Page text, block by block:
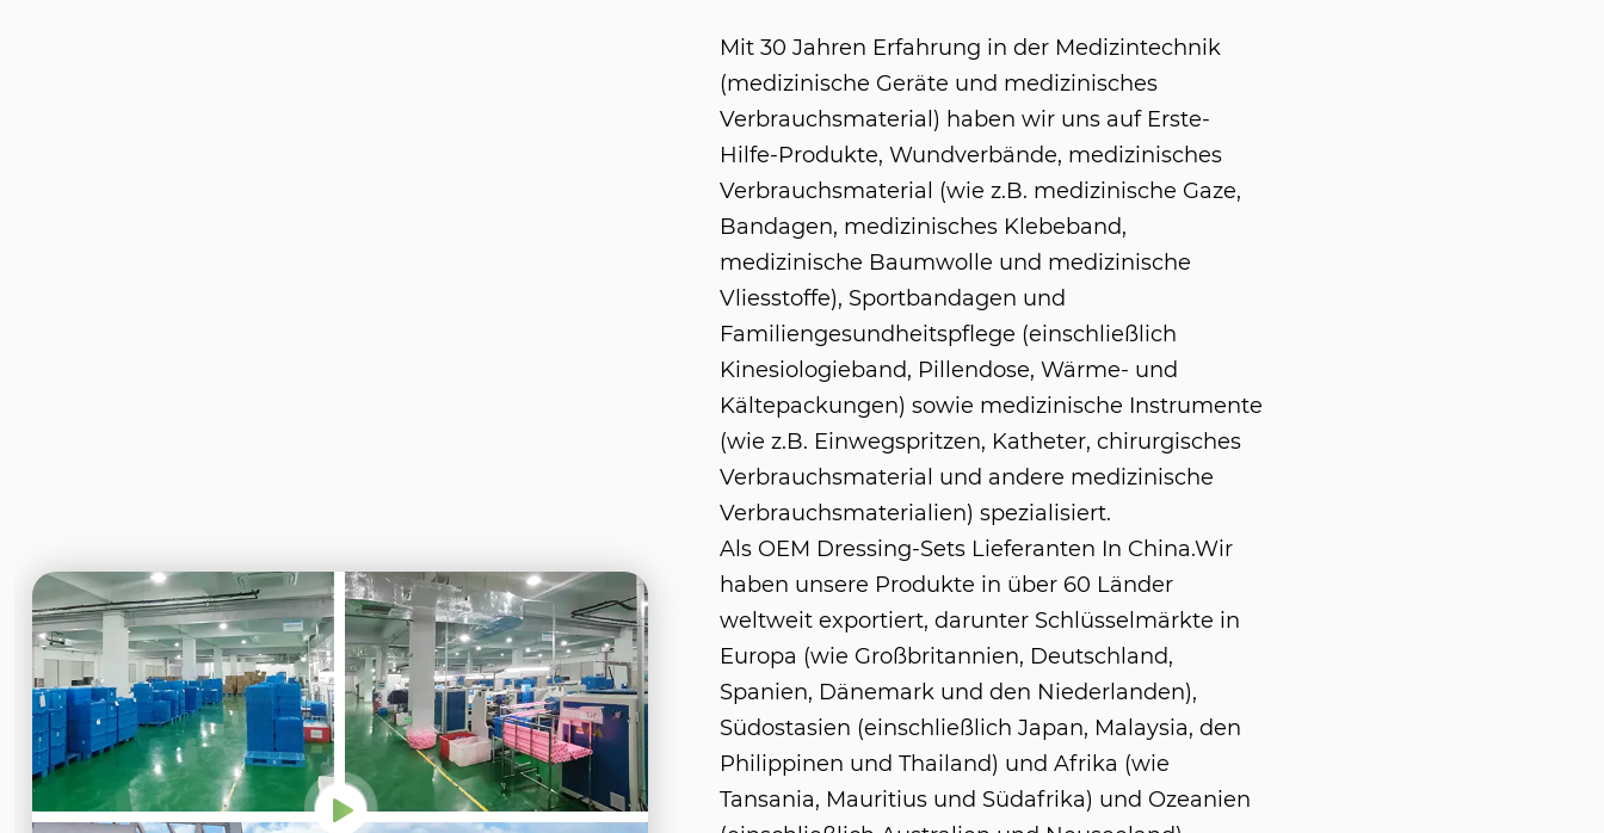
Mit 30 Jahren Erfahrung in der Medizintechnik
(medizinische Geräte und medizinisches
Verbrauchsmaterial) haben wir uns auf Erste-
Hilfe-Produkte, Wundverbände, medizinisches
Verbrauchsmaterial (wie z.B. medizinische Gaze,
Bandagen, medizinisches Klebeband,
medizinische Baumwolle und medizinische
Vliesstoffe), Sportbandagen und
Familiengesundheitspflege (einschließlich
Kinesiologieband, Pillendose, Wärme- und
Kältepackungen) sowie medizinische Instrumente
(wie z.B. Einwegspritzen, Katheter, chirurgisches
Verbrauchsmaterial und andere medizinische
Verbrauchsmaterialien) spezialisiert.
Als OEM Dressing-Sets Lieferanten In China.Wir
haben unsere Produkte in über 60 Länder
weltweit exportiert, darunter Schlüsselmärkte in
Europa (wie Großbritannien, Deutschland,
Spanien, Dänemark und den Niederlanden),
Südostasien (einschließlich Japan, Malaysia, den
Philippinen und Thailand) und Afrika (wie
Tansania, Mauritius und Südafrika) und Ozeanien